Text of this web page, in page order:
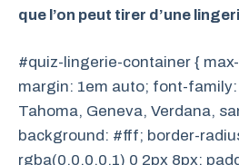
que l’on peut tirer d’une
#quiz-lingerie-container {
margin: 1em auto; font-family:
Tahoma, Geneva, Verdana,
background: #fff; border-
rgba(0,0,0,0.1) 0 2px 8px;